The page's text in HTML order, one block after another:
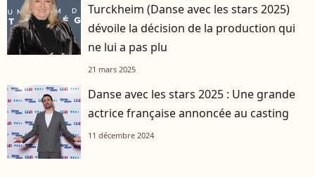
Turckheim (Danse avec les stars 2025)
dévoile la décision de la production qui
ne lui a pas plu
21 mars 2025
Danse avec les stars 2025 : Une grande
actrice française annoncée au casting
11 décembre 2024